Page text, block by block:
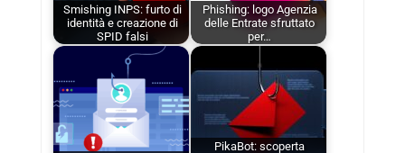
Smishing INPS: furto di
identità e creazione di
SPID falsi
Phishing: logo Agenzia
delle Entrate sfruttato
per…
PikaBot: scoperta